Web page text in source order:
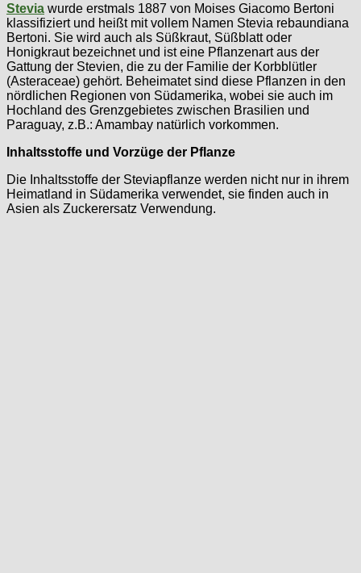
Stevia wurde erstmals 1887 von Moises Giacomo Bertoni
klassifiziert und heißt mit vollem Namen Stevia rebaundiana
Bertoni. Sie wird auch als Süßkraut, Süßblatt oder
Honigkraut bezeichnet und ist eine Pflanzenart aus der
Gattung der Stevien, die zu der Familie der Korbblütler
(Asteraceae) gehört. Beheimatet sind diese Pflanzen in den
nördlichen Regionen von Südamerika, wobei sie auch im
Hochland des Grenzgebietes zwischen Brasilien und
Paraguay, z.B.: Amambay natürlich vorkommen.
Inhaltsstoffe und Vorzüge der Pflanze
Die Inhaltsstoffe der Steviapflanze werden nicht nur in ihrem
Heimatland in Südamerika verwendet, sie finden auch in
Asien als Zuckerersatz Verwendung.